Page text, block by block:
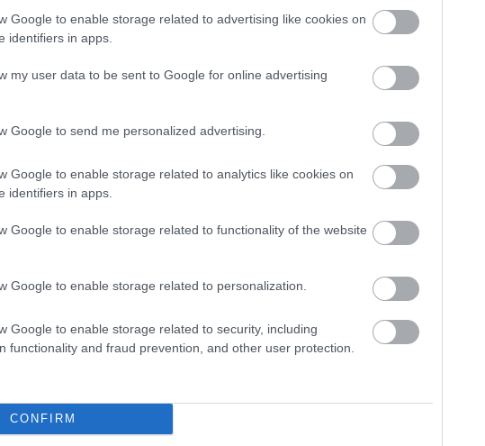
Google to enable storage related to advertising like cookies on
identifiers in apps.
my user data to be sent to Google for online advertising
Google to send me personalized advertising.
Google to enable storage related to analytics like cookies on
identifiers in apps.
Google to enable storage related to functionality of the website
Google to enable storage related to personalization.
Google to enable storage related to security, including
functionality and fraud prevention, and other user protection.
CONFIRM
Jazz MY 2026 έχει ανανεωθεί σε εξοπλισμό και επιλογές
Με τη νέα προωθητική της αντιπροσωπείας Αφοί
Renault Clio!
υβριδικό σύστημα μετάδοσης κίνησης του
υψηλή μέγιστη ισχύ, βελτιωμένη απόδοση
λειτουργία. Το αποτέλεσμα είναι μια ακόμα πιο δυναμική
κινητήρα φθάνει τους 122 ίππους με ροπή ηλεκτρικής
υψηλής απόδοσης εξακολουθεί να παράγει εκπομπές CO2 από